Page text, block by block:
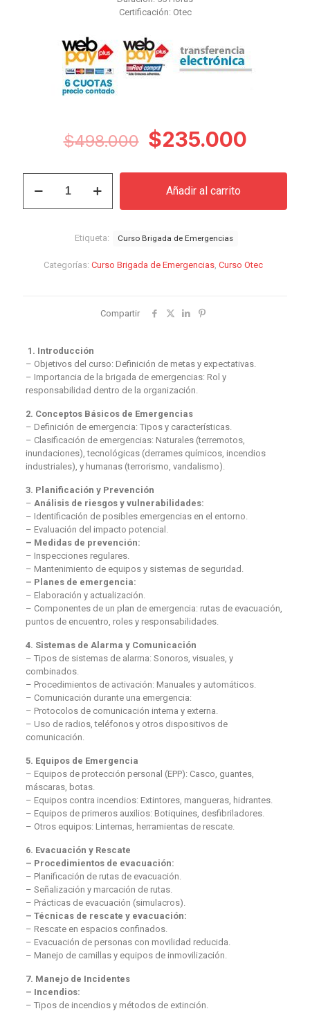
Certificación: Otec
$498.000 El
original
era:
$235.000El
actual
Brigada
Añadir al carrito
Categorías: Curso Brigada de Emergencias Curso Otec
Etiqueta: Curso Brigada de Emergencias
Compartir
1. Introducción
– Objetivos del curso: Definición de metas y expectativas.
– Importancia de la brigada de emergencias: Rol y
responsabilidad dentro de la organización.
2. Conceptos Básicos de Emergencias
– Definición de emergencia: Tipos y características.
– Clasificación de emergencias: Naturales (terremotos,
inundaciones), tecnológicas (derrames químicos, incendios
industriales), y humanas (terrorismo, vandalismo).
3. Planificación y Prevención
– Análisis de riesgos y vulnerabilidades:
– Identificación de posibles emergencias en el entorno.
– Evaluación del impacto potencial.
– Medidas de prevención:
– Inspecciones regulares.
– Mantenimiento de equipos y sistemas de seguridad.
– Planes de emergencia:
– Elaboración y actualización.
– Componentes de un plan de emergencia: rutas de evacuación,
puntos de encuentro, roles y responsabilidades.
4. Sistemas de Alarma y Comunicación
– Tipos de sistemas de alarma: Sonoros, visuales, y
combinados.
– Procedimientos de activación: Manuales y automáticos.
– Comunicación durante una emergencia:
– Protocolos de comunicación interna y externa.
– Uso de radios, teléfonos y otros dispositivos de
comunicación.
5. Equipos de Emergencia
– Equipos de protección personal (EPP): Casco, guantes,
máscaras, botas.
– Equipos contra incendios: Extintores, mangueras, hidrantes.
– Equipos de primeros auxilios: Botiquines, desfibriladores.
– Otros equipos: Linternas, herramientas de rescate.
6. Evacuación y Rescate
– Procedimientos de evacuación:
– Planificación de rutas de evacuación.
– Señalización y marcación de rutas.
– Prácticas de evacuación (simulacros).
– Técnicas de rescate y evacuación:
– Rescate en espacios confinados.
– Evacuación de personas con movilidad reducida.
– Manejo de camillas y equipos de inmovilización.
7. Manejo de Incidentes
– Incendios:
– Tipos de incendios y métodos de extinción.